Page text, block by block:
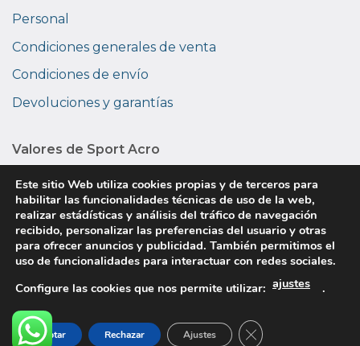
Personal
Condiciones generales de venta
Condiciones de envío
Devoluciones y garantías
Valores de Sport Acro
Privacidad
Sobre nosotros
Copyright © 2026 Sport Acro. Todos los derechos
Política de privacidad |Uso de cookies |Condiciones de
uso
|Devoluciones |Avisos legales
Este sitio Web utiliza cookies propias y de terceros para
habilitar las funcionalidades técnicas de uso de la web,
realizar estádísticas y análisis del tráfico de navegación
recibido, personalizar las preferencias del usuario y otras
para ofrecer anuncios y publicidad. También permitimos el
uso de funcionalidades para interactuar con redes sociales.
Configure las cookies que nos permite utilizar: ajustes .
Aceptar Rechazar Ajustes Cerrar el banner de